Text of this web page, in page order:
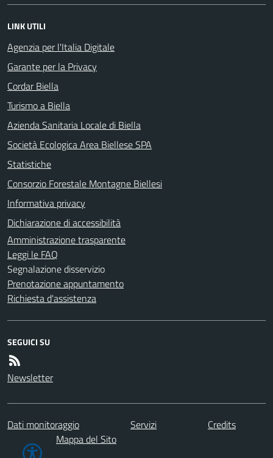
LINK UTILI
Agenzia per l'Italia Digitale
Garante per la Privacy
Cordar Biella
Turismo a Biella
Azienda Sanitaria Locale di Biella
Società Ecologica Area Biellese SPA
Statistiche
Consorzio Forestale Montagne Biellesi
Informativa privacy
Dichiarazione di accessibilità
Amministrazione trasparente
Leggi le FAQ
Segnalazione disservizio
Prenotazione appuntamento
Richiesta d'assistenza
SEGUICI SU
Newsletter
Dati monitoraggio Servizi
Credits
Mappa del Sito